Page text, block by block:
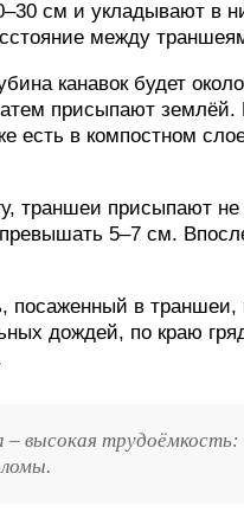
см и укладывают в
между
канавок будет
присыпают
есть в компостном
траншеи присыпают
5–7 см.
в траншеи,
дождей, по краю
высокая